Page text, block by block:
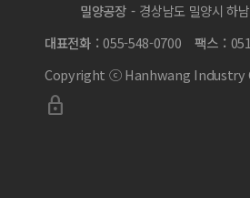
밀양공장
경상남도 밀양시 하
대표전화
055-548-0700 팩스
Copyright ⓒ Hanhwang Industry
lock